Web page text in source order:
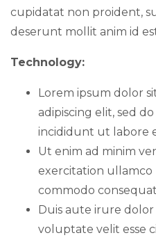
cupidatat non proident,
deserunt mollit anim id
Technology:
Lorem ipsum dolor
adipiscing elit, sed
incididunt ut labore
Ut enim ad minim
exercitation ullamco
commodo
Duis aute irure
voluptate velit esse